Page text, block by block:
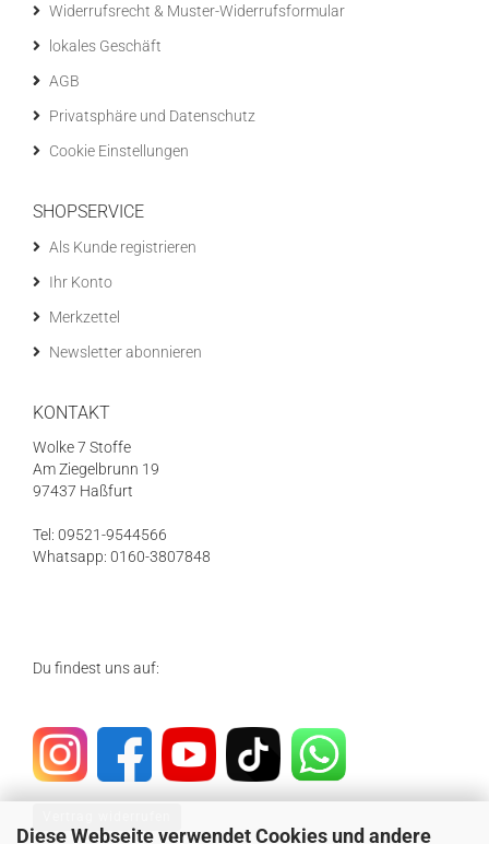
Diese Webseite verwendet Cookies und andere
Widerrufsrecht & Muster-Widerrufsformular
lokales Geschäft
AGB
Privatsphäre und Datenschutz
Cookie Einstellungen
SHOPSERVICE
Als Kunde registrieren
Ihr Konto
Merkzettel
Newsletter abonnieren
KONTAKT
Wolke 7 Stoffe
Am Ziegelbrunn 19
97437 Haßfurt
Tel: 09521-9544566
Whatsapp: 0160-3807848
Du findest uns auf: